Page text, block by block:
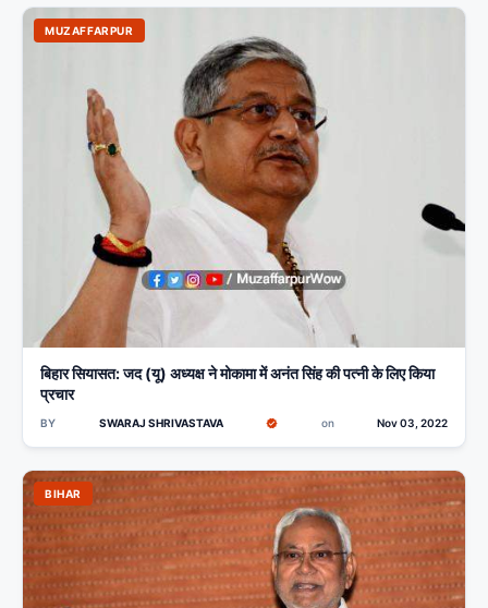
MUZAFFARPUR
बिहार सियासत: जद (यू) अध्यक्ष ने मोकामा में अनंत सिंह की पत्नी के लिए किया
प्रचार
BY SWARAJ SHRIVASTAVA on Nov 03, 2022
BIHAR